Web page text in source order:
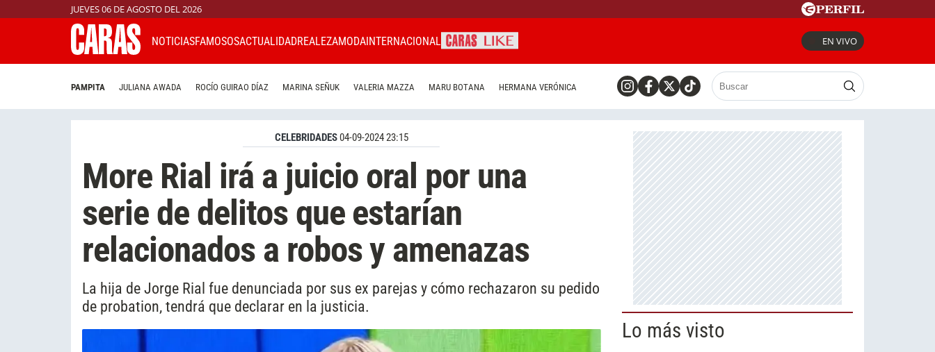
JUEVES 06 DE AGOSTO DEL 2026
NOTICIASFAMOSOSACTUALIDADREALEZAMODAINTERNACIONAL EN VIVO
PAMPITA JULIANA AWADA ROCÍO GUIRAO DÍAZ MARINA SEÑUK VALERIA MAZZA MARU BOTANA HERMANA VERÓNICA
CELEBRIDADES04-09-2024 23:15
More Rial irá a juicio oral por una
serie de delitos que estarían
relacionados a robos y amenazas
La hija de Jorge Rial fue denunciada por sus ex parejas y cómo rechazaron su pedido
de probation, tendrá que declarar en la justicia.
Lo más visto